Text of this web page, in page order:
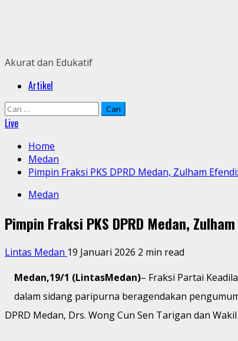
Akurat dan Edukatif
PrimaryArtikel
Cari
untuk:
Live
Home
Medan
Pimpin Fraksi PKS DPRD Medan, Zulham
Medan
Pimpin Fraksi PKS DPRD Medan,
Lintas Medan 19 Januari 2026 2 min read
Medan,19/1 (LintasMedan)– Fraksi Partai
dalam sidang paripurna beragendakan
DPRD Medan, Drs. Wong Cun Sen Tarigan dan